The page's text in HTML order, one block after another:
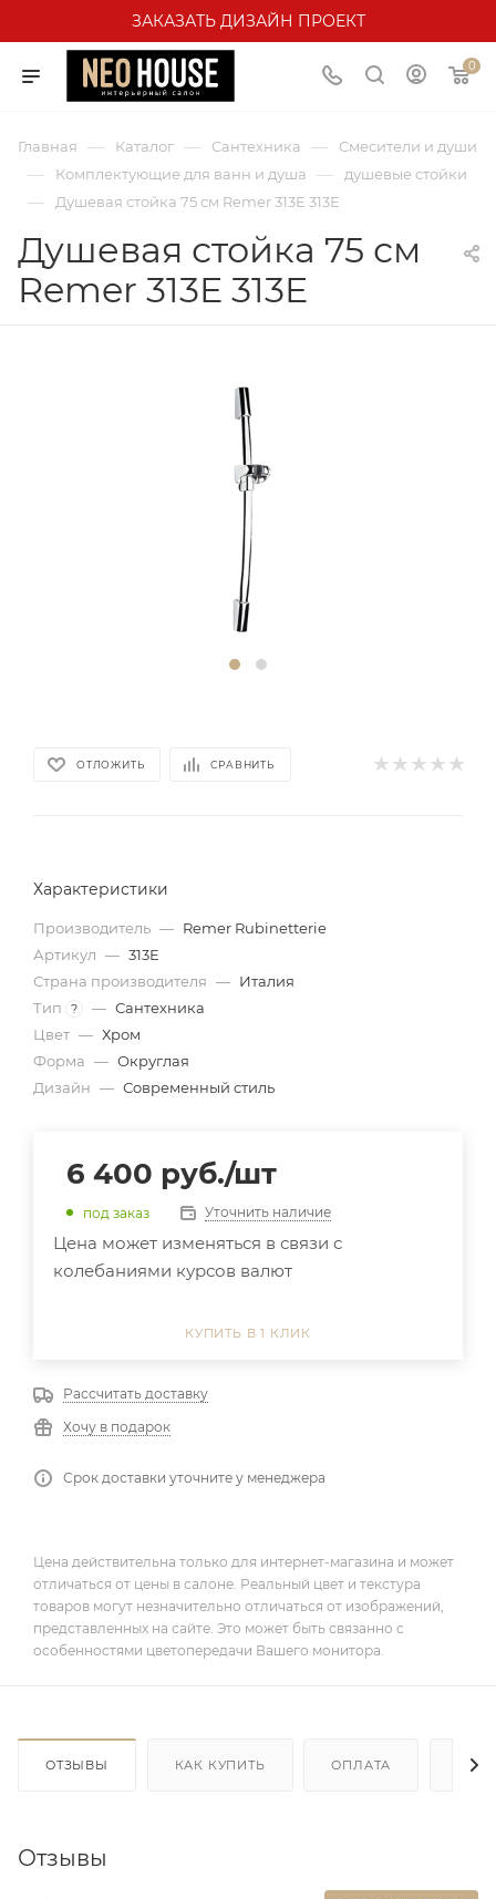
ЗАКАЗАТЬ ДИЗАЙН ПРОЕКТ
0
Главная — Каталог — Сантехника — Смесители и души
— Комплектующие для ванн и душа — душевые стойки
— Душевая стойка 75 см Remer 313E 313E
Душевая стойка 75 см
Remer 313E 313E
ОТЛОЖИТЬ СРАВНИТЬ
Характеристики
Производитель — Remer Rubinetterie
Артикул — 313E
Страна производителя — Италия
Тип
? — Сантехника
Цвет — Хром
Форма — Округлая
Дизайн — Современный стиль
6 400 руб./шт
под заказ Уточнить наличие
Цена может изменяться в связи с
колебаниями курсов валют
КУПИТЬ В 1 КЛИК
Рассчитать доставку
Хочу в подарок
Срок доставки уточните у менеджера
Цена действительна только для интернет-магазина и может
отличаться от цены в салоне. Реальный цвет и текстура
товаров могут незначительно отличаться от изображений,
представленных на сайте. Это может быть связанно с
особенностями цветопередачи Вашего монитора.
ОТЗЫВЫ КАК КУПИТЬ ОПЛАТА
Отзывы